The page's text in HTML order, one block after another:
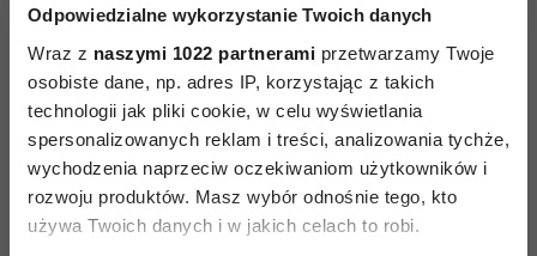
Odpowiedzialne wykorzystanie Twoich danych
Wraz z naszymi 1022 partnerami przetwarzamy Twoje
osobiste dane, np. adres IP, korzystając z takich
technologii jak pliki cookie, w celu wyświetlania
spersonalizowanych reklam i treści, analizowania tychże,
wychodzenia naprzeciw oczekiwaniom użytkowników i
rozwoju produktów. Masz wybór odnośnie tego, kto
używa Twoich danych i w jakich celach to robi.
po wykonanym wysiłku. Pamiętaj, że relaks
w treningu mięśni Kegla jest tak samo
ważny jak zacisk.
Gratulacje! Właśnie wykonałaś jednego
Kegla!
O tym, ile ćwiczeń Kegla należy robić codziennie,
i jakie są pomocne rekwizyty, przeczytacie w